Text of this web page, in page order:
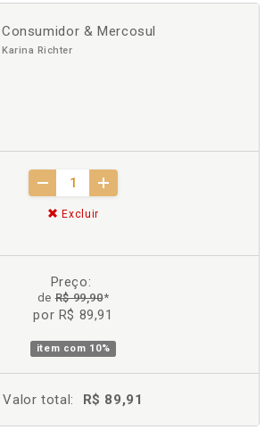
Consumidor & Mercosul
Karina Richter
Excluir
Preço:
deR$ 99,90*
por R$ 89,91
item com 10%
Valor total: R$ 89,91